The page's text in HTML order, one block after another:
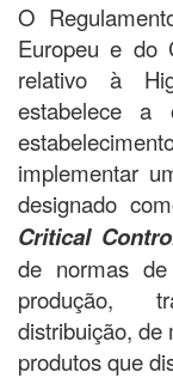
O
Europeu e do
relativo à
estabelece a
implementar
designado
Critical
de normas
produção,
distribuição, de
produtos que